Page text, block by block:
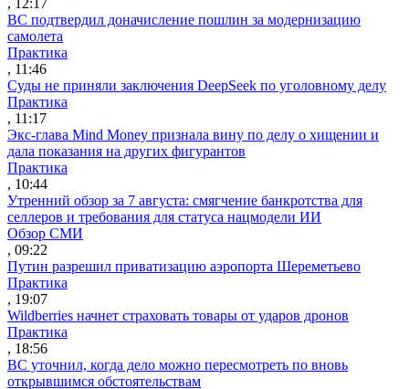
, 12:17
ВС подтвердил доначисление пошлин за модернизацию
самолета
Практика
, 11:46
Суды не приняли заключения DeepSeek по уголовному делу
Практика
, 11:17
Экс-глава Mind Money признала вину по делу о хищении и
дала показания на других фигурантов
Практика
, 10:44
Утренний обзор за 7 августа: смягчение банкротства для
селлеров и требования для статуса нацмодели ИИ
Обзор СМИ
, 09:22
Путин разрешил приватизацию аэропорта Шереметьево
Практика
, 19:07
Wildberries начнет страховать товары от ударов дронов
Практика
, 18:56
ВС уточнил, когда дело можно пересмотреть по вновь
открывшимся обстоятельствам